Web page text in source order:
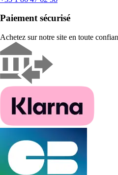
Paiement sécurisé
Achetez sur notre site en toute